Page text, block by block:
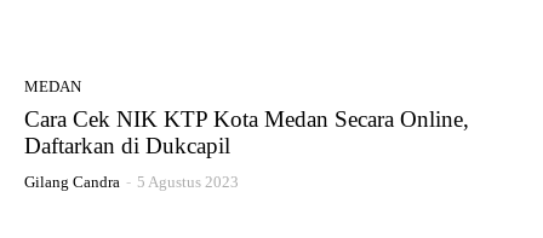
MEDAN
Cara Cek NIK KTP Kota Medan Secara Online,
Daftarkan di Dukcapil
Gilang Candra - 5 Agustus 2023